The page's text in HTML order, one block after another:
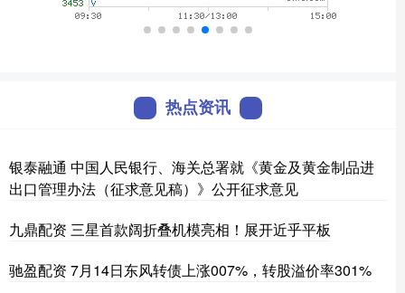
热点资讯
银泰融通 中国人民银行、海关总署就《黄金及黄金制品进
出口管理办法（征求意见稿）》公开征求意见
九鼎配资 三星首款阔折叠机模亮相！展开近乎平板
驰盈配资 7月14日东风转债上涨007%，转股溢价率301%